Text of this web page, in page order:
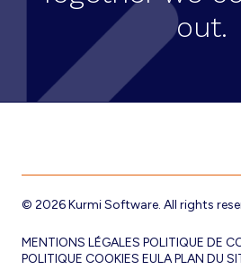
É
n
n
t
out.
© 2026 Kurmi Software. All rights
MENTIONS LÉGALES POLITIQUE DE
POLITIQUE COOKIES EULAPLAN DU